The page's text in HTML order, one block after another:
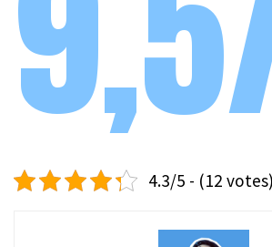
4.3/5 - (12 votes)